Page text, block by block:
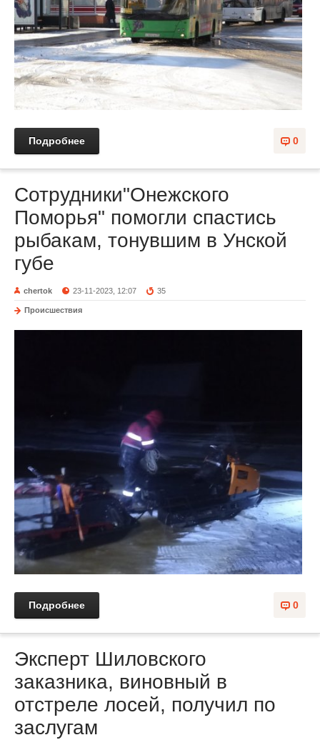
0
Подробнее
Сотрудники"Онежского
Поморья" помогли спастись
рыбакам, тонувшим в Унской
губе
chertok 23-11-2023, 12:07 35
Происшествия
0
Подробнее
Эксперт Шиловского
заказника, виновный в
отстреле лосей, получил по
заслугам